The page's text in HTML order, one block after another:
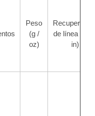
Peso
(g /
oz)
de línea (cm
in)